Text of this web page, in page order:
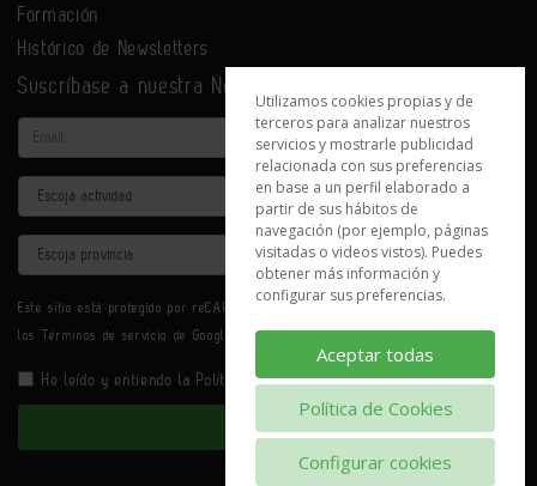
Formación
Histórico de Newsletters
Suscríbase a nuestra Newsletter
Email
Actividad
Provincia
Este sitio está protegido por reCAPTCHA y se aplican la
los Términos de servicio de Google.
He leído y entiendo laPolítica de Privacidad
Enviar
Utilizamos cookies propias y de
terceros para analizar nuestros
servicios y mostrarle publicidad
relacionada con sus preferencias
en base a un perfil elaborado a
partir de sus hábitos de
navegación (por ejemplo, páginas
visitadas o videos vistos). Puedes
obtener más información y
configurar sus preferencias.
Aceptar todas
Política de Cookies
Configurar cookies